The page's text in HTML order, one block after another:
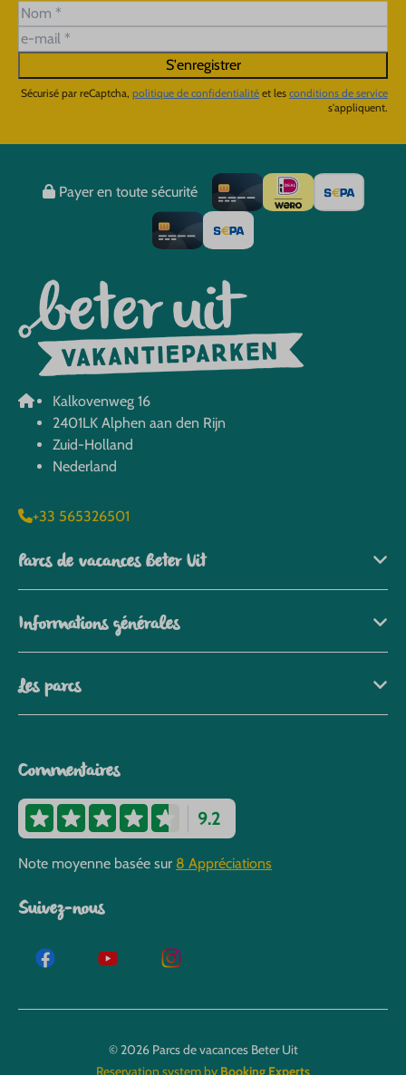
S'enregistrer
Sécurisé par reCaptcha, politique de confidentialité et les conditions de service
s'appliquent.
Payer en toute sécurité
Kalkovenweg 16
2401LK Alphen aan den Rijn
Zuid-Holland
Nederland
+33 565326501
Parcs de vacances Beter Uit
Informations générales
Les parcs
Commentaires
9.2
Note moyenne basée sur 8 Appréciations
Suivez-nous
© 2026 Parcs de vacances Beter Uit
Reservation system by Booking Experts